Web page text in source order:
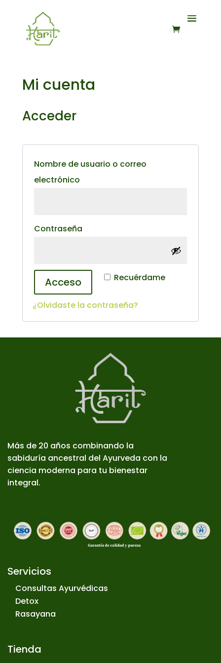
Mi cuenta
Acceder
Nombre de usuario o correo
electrónico
Contraseña
Recuérdame
Acceso
¿Olvidaste la contraseña?
Más de 20 años combinando la
sabiduría ancestral del Ayurveda con la
ciencia moderna para tu bienestar
integral.
Servicios
Consultas Ayurvédicas
Detox
Rasayana
Tienda